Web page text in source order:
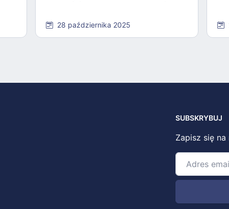
28 października 2025
SUBSKRYBUJ
Zapisz się